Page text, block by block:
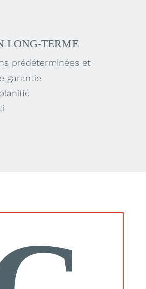
LONG-TERME
prédéterminées et
garantie